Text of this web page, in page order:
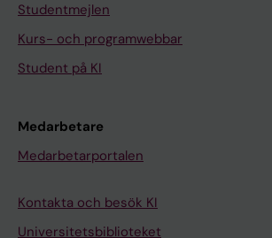
Studentmejlen
Kurs- och programwebbar
Student på KI
Medarbetare
Medarbetarportalen
Kontakta och besök KI
Universitetsbiblioteket